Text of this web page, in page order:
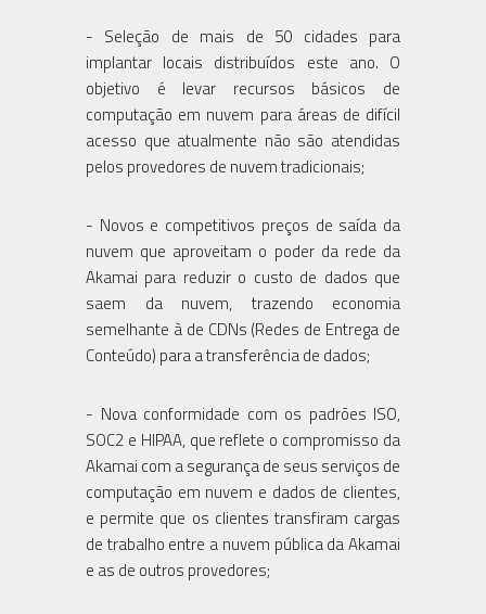
- Seleção de mais de 50 cidades para
implantar locais distribuídos este ano. O
objetivo é levar recursos básicos de
computação em nuvem para áreas de difícil
acesso que atualmente não são atendidas
pelos provedores de nuvem tradicionais;
- Novos e competitivos preços de saída da
nuvem que aproveitam o poder da rede da
Akamai para reduzir o custo de dados que
saem da nuvem, trazendo economia
semelhante à de CDNs (Redes de Entrega de
Conteúdo) para a transferência de dados;
- Nova conformidade com os padrões ISO,
SOC2 e HIPAA, que reflete o compromisso da
Akamai com a segurança de seus serviços de
computação em nuvem e dados de clientes,
e permite que os clientes transfiram cargas
de trabalho entre a nuvem pública da Akamai
e as de outros provedores;